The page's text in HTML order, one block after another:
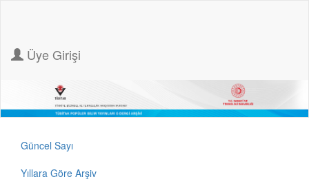
Üye Girişi
Güncel Sayı
Yıllara Göre Arşiv